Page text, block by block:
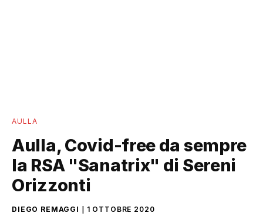
AULLA
Aulla, Covid-free da sempre
la RSA "Sanatrix" di Sereni
Orizzonti
DIEGO REMAGGI 1 OTTOBRE 2020